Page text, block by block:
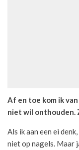
Af en toe kom ik
niet wil onthouden.
Als ik aan een ei
niet op nagels. Maar